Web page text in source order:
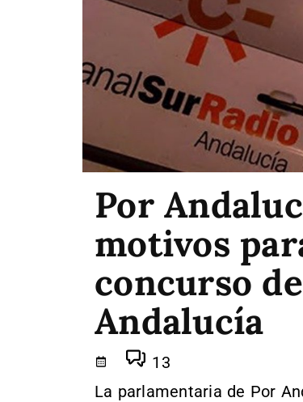
Por
motivos
concurso
Andalucía
13
La parlamentaria de Por